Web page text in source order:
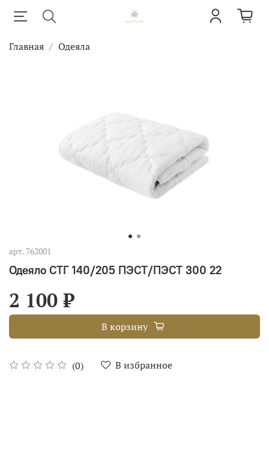
Главная Одеяла
арт. 762001
Одеяло СТГ 140/205 ПЭСТ/ПЭСТ 300 22
(0) В избранное
2 100 ₽
В корзину